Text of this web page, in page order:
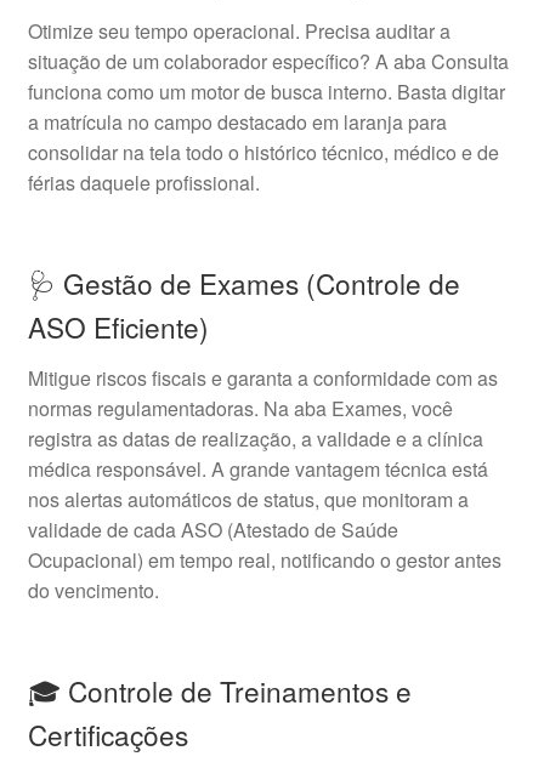
Otimize seu tempo operacional. Precisa auditar a
situação de um colaborador específico? A aba Consulta
funciona como um motor de busca interno. Basta digitar
a matrícula no campo destacado em laranja para
consolidar na tela todo o histórico técnico, médico e de
férias daquele profissional.
🩺 Gestão de Exames (Controle de
ASO Eficiente)
Mitigue riscos fiscais e garanta a conformidade com as
normas regulamentadoras. Na aba Exames, você
registra as datas de realização, a validade e a clínica
médica responsável. A grande vantagem técnica está
nos alertas automáticos de status, que monitoram a
validade de cada ASO (Atestado de Saúde
Ocupacional) em tempo real, notificando o gestor antes
do vencimento.
🎓 Controle de Treinamentos e
Certificações